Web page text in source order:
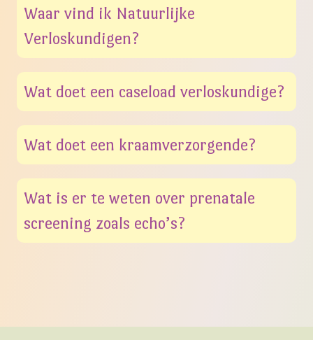
Waar vind ik Natuurlijke
Verloskundigen?
Wat doet een caseload verloskundige?
Wat doet een kraamverzorgende?
Wat is er te weten over prenatale
screening zoals echo’s?